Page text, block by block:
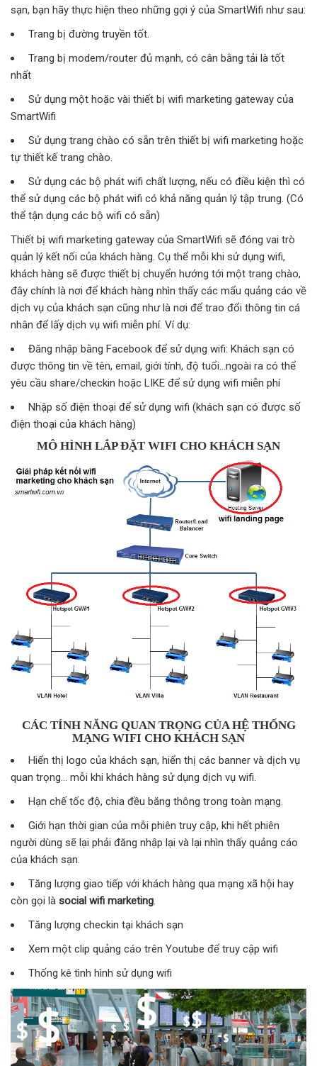
sạn, bạn hãy thực hiện theo những gợi ý của SmartWifi như sau:
Trang bị đường truyền tốt.
Trang bị modem/router đủ mạnh, có cân bằng tải là tốt
nhất
Sử dụng một hoặc vài thiết bị wifi marketing gateway của
SmartWifi
Sử dụng trang chào có sẵn trên thiết bị wifi marketing hoặc
tự thiết kế trang chào.
Sử dụng các bộ phát wifi chất lượng, nếu có điều kiện thì có
thể sử dụng các bộ phát wifi có khả năng quản lý tập trung. (Có
thể tận dụng các bộ wifi có sẵn)
Thiết bị wifi marketing gateway của SmartWifi sẽ đóng vai trò
quản lý kết nối của khách hàng. Cụ thể mỗi khi sử dụng wifi,
khách hàng sẽ được thiết bị chuyển hướng tới một trang chào,
đây chính là nơi để khách hàng nhìn thấy các mẩu quảng cáo về
dịch vụ của khách sạn cũng như là nơi để trao đổi thông tin cá
nhân để lấy dịch vụ wifi miễn phí. Ví dụ:
Đăng nhập bằng Facebook để sử dụng wifi: Khách sạn có
được thông tin về tên, email, giới tính, độ tuổi…ngoài ra có thể
yêu cầu share/checkin hoặc LIKE để sử dụng wifi miễn phí
Nhập số điện thoại để sử dụng wifi (khách sạn có được số
điện thoại của khách hàng)
MÔ HÌNH LẮP ĐẶT WIFI CHO KHÁCH SẠN
CÁC TÍNH NĂNG QUAN TRỌNG CỦA HỆ THỐNG
MẠNG WIFI CHO KHÁCH SẠN
Hiển thị logo của khách sạn, hiển thị các banner và dịch vụ
quan trọng… mỗi khi khách hàng sử dụng dịch vụ wifi.
Hạn chế tốc độ, chia đều băng thông trong toàn mạng.
Giới hạn thời gian của mỗi phiên truy cập, khi hết phiên
người dùng sẽ lại phải đăng nhập lại và lại nhìn thấy quảng cáo
của khách sạn.
Tăng lượng giao tiếp với khách hàng qua mạng xã hội hay
còn gọi là social wifi marketing.
Tăng lượng checkin tại khách sạn
Xem một clip quảng cáo trên Youtube để truy cập wifi
Thống kê tình hình sử dụng wifi